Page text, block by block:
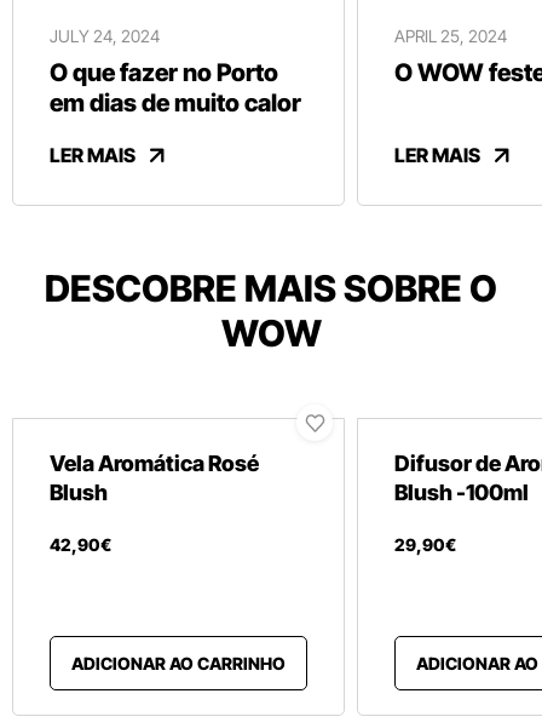
JULY 24, 2024
O que fazer no Porto
em dias de muito calor
LER MAIS
APRIL 25, 2024
O WOW
LER MAIS
DESCOBRE MAIS SOBRE O
WOW
Vela Aromática Rosé
Blush
42,90€
ADICIONAR AO CARRINHO
Difusor de
Blush -100ml
29,90€
ADICIONAR